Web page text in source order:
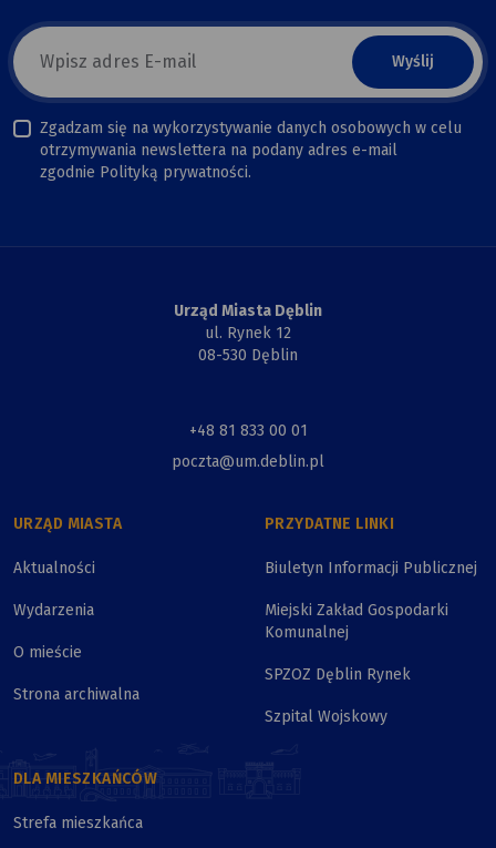
E-
mail
Zgadzam się na wykorzystywanie danych osobowych w celu
otrzymywania newslettera na podany adres e-mail
zgodnie Polityką prywatności.
Urząd Miasta Dęblin
ul. Rynek 12
08-530 Dęblin
+48 81 833 00 01
poczta@um.deblin.pl
URZĄD MIASTA
Aktualności
Wydarzenia
O mieście
Strona archiwalna
PRZYDATNE LINKI
Biuletyn Informacji Publicznej
Miejski Zakład Gospodarki
Komunalnej
SPZOZ Dęblin Rynek
Szpital Wojskowy
DLA MIESZKAŃCÓW
Strefa mieszkańca